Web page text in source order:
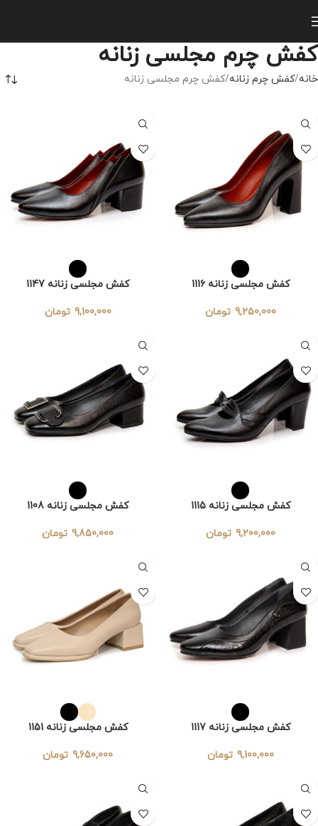
کفش چرم مجلسی زنانه
خانه کفش چرم زنانه کفش چرم مجلسی زنانه
کفش مجلسی زنانه 1116
9,250,000 تومان
کفش مجلسی زنانه 1147
9,100,000 تومان
کفش مجلسی زنانه 1115
9,200,000 تومان
کفش مجلسی زنانه 1108
9,850,000 تومان
کفش مجلسی زنانه 1117
9,100,000 تومان
کفش مجلسی زنانه 1151
9,650,000 تومان